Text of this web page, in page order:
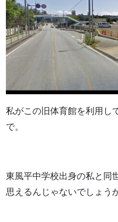
私がこの旧体育館を利用し
で。
東風平中学校出身の私と同
思えるんじゃないでしょう